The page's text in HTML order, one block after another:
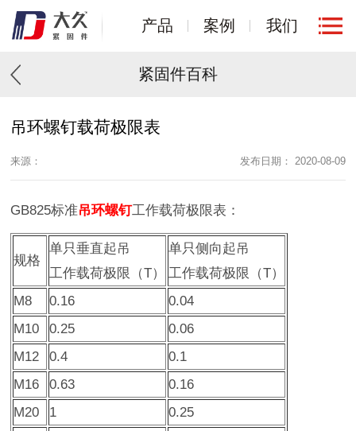
产品 案例 我们
紧固件百科
吊环螺钉载荷极限表
来源： 发布日期： 2020-08-09
GB825标准吊环螺钉工作载荷极限表：
规格
单只垂直起吊
工作载荷极限（T）
单只侧向起吊
工作载荷极限（T）
M8
0.16
0.04
M10
0.25
0.06
M12
0.4
0.1
M16
0.63
0.16
M20
1
0.25